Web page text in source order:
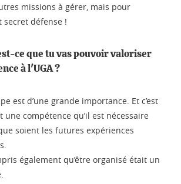
missions à gérer, mais pour
secret défense !
ce que tu vas pouvoir valoriser
à l'UGA ?
est d’une grande importance. Et c’est
une compétence qu’il est nécessaire
soient les futures expériences
également qu’être organisé était un